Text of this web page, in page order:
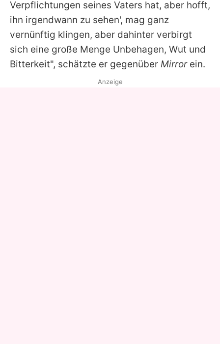
Verpflichtungen seines Vaters hat, aber hofft,
ihn irgendwann zu sehen', mag ganz
vernünftig klingen, aber dahinter verbirgt
sich eine große Menge Unbehagen, Wut und
Bitterkeit", schätzte er gegenüber Mirrorein.
Anzeige